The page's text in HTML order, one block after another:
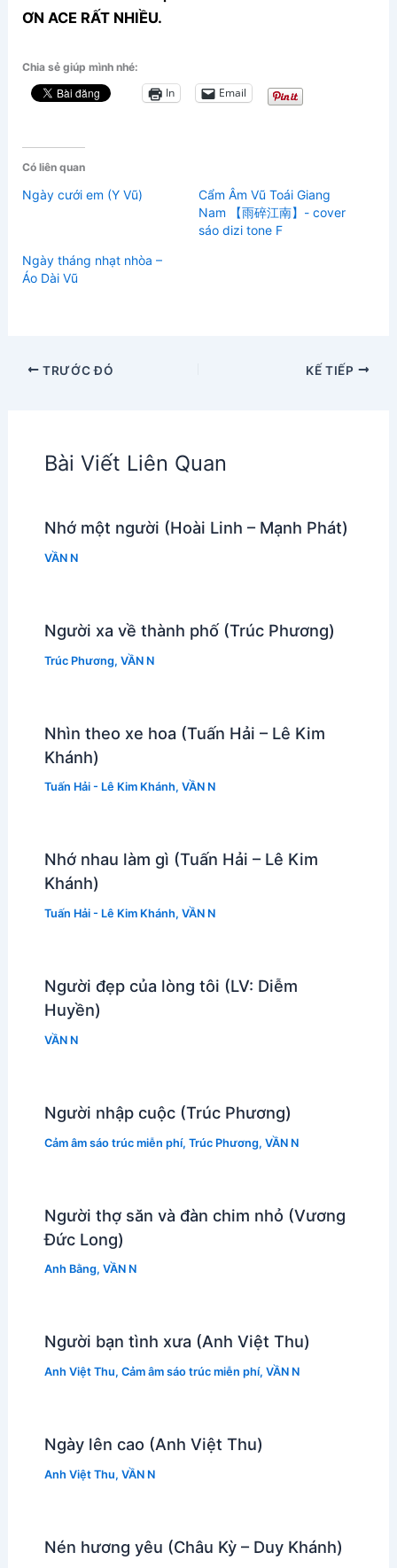
ƠN ACE RẤT NHIỀU.
Chia sẻ giúp mình nhé:
In Email
Có liên quan
Ngày cưới em (Y Vũ)
Cẩm Âm Vũ Toái Giang
Nam 【雨碎江南】- cover
sáo dizi tone F
Ngày tháng nhạt nhòa –
Áo Dài Vũ
TRƯỚC ĐÓ KẾ TIẾP
Bài Viết Liên Quan
Nhớ một người (Hoài Linh – Mạnh Phát)
VẦN N
Người xa về thành phố (Trúc Phương)
Trúc Phương, VẦN N
Nhìn theo xe hoa (Tuấn Hải – Lê Kim
Khánh)
Tuấn Hải - Lê Kim Khánh, VẦN N
Nhớ nhau làm gì (Tuấn Hải – Lê Kim
Khánh)
Tuấn Hải - Lê Kim Khánh, VẦN N
Người đẹp của lòng tôi (LV: Diễm
Huyền)
VẦN N
Người nhập cuộc (Trúc Phương)
Cảm âm sáo trúc miễn phí, Trúc Phương, VẦN N
Người thợ săn và đàn chim nhỏ (Vương
Đức Long)
Anh Bằng, VẦN N
Người bạn tình xưa (Anh Việt Thu)
Anh Việt Thu, Cảm âm sáo trúc miễn phí, VẦN N
Ngày lên cao (Anh Việt Thu)
Anh Việt Thu, VẦN N
Nén hương yêu (Châu Kỳ – Duy Khánh)